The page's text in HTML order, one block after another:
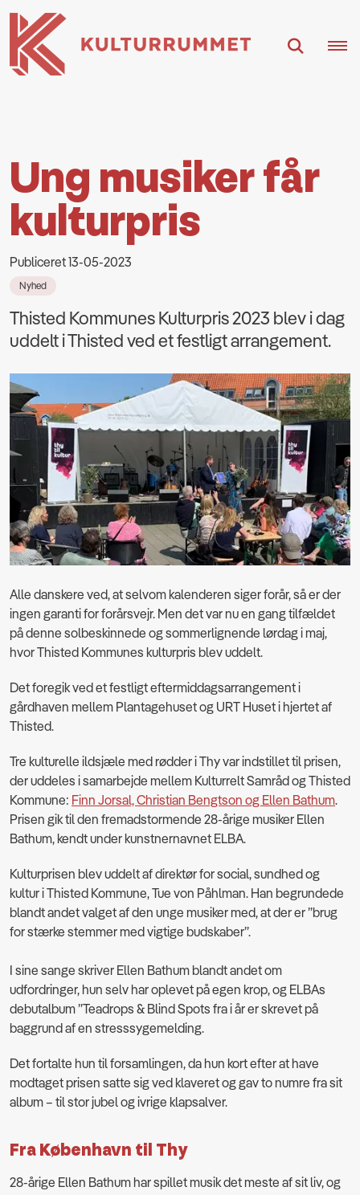
Ung musiker får
kulturpris
Publiceret 13-05-2023
Nyhed
Thisted Kommunes Kulturpris 2023 blev i dag
uddelt i Thisted ved et festligt arrangement.
Alle danskere ved, at selvom kalenderen siger forår, så er der
ingen garanti for forårsvejr. Men det var nu en gang tilfældet
på denne solbeskinnede og sommerlignende lørdag i maj,
hvor Thisted Kommunes kulturpris blev uddelt.
Det foregik ved et festligt eftermiddagsarrangement i
gårdhaven mellem Plantagehuset og URT Huset i hjertet af
Thisted.
Tre kulturelle ildsjæle med rødder i Thy var indstillet til prisen,
der uddeles i samarbejde mellem Kulturrelt Samråd og Thisted
Kommune: Finn Jorsal, Christian Bengtson og Ellen Bathum.
Prisen gik til den fremadstormende 28-årige musiker Ellen
Bathum, kendt under kunstnernavnet ELBA.
Kulturprisen blev uddelt af direktør for social, sundhed og
kultur i Thisted Kommune, Tue von Påhlman. Han begrundede
blandt andet valget af den unge musiker med, at der er ”brug
for stærke stemmer med vigtige budskaber”.
I sine sange skriver Ellen Bathum blandt andet om
udfordringer, hun selv har oplevet på egen krop, og ELBAs
debutalbum ”Teadrops & Blind Spots fra i år er skrevet på
baggrund af en stresssygemelding.
Det fortalte hun til forsamlingen, da hun kort efter at have
modtaget prisen satte sig ved klaveret og gav to numre fra sit
album – til stor jubel og ivrige klapsalver.
Fra København til Thy
28-årige Ellen Bathum har spillet musik det meste af sit liv, og